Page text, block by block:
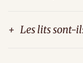
+ Les lits sont-